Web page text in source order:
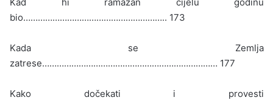
bio………………………………………………….. 173
Kada se Zemlja
zatrese……………………………………………………………… 177
Kako dočekati i provesti